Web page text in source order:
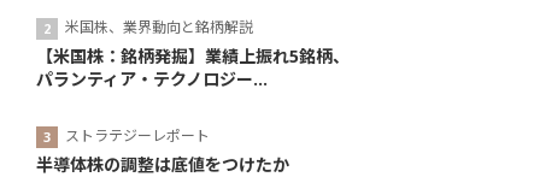
米国株、業界動向と銘柄解説
【米国株：銘柄発掘】業績上振れ5銘柄、
パランティア・テクノロジー...
ストラテジーレポート
半導体株の調整は底値をつけたか